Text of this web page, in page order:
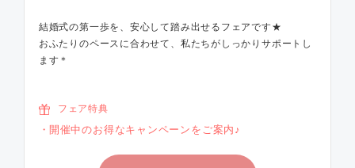
結婚式の第一歩を、安心して踏み出せるフェアです★
おふたりのペースに合わせて、私たちがしっかりサポートし
ます＊
フェア特典
開催中のお得なキャンペーンをご案内♪